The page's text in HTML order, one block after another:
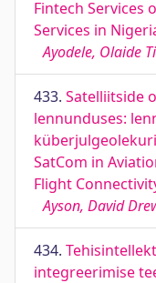
Fintech Services
Services in
Ayodele, Olaide
433. Satelliitside
lennunduses:
SatCom in
Flight
Ayson, David
434.
integreerimise